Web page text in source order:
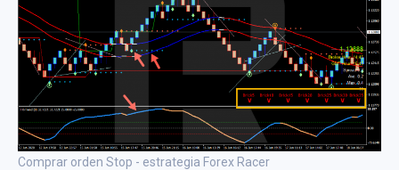
Comprar orden Stop - estrategia Forex Racer